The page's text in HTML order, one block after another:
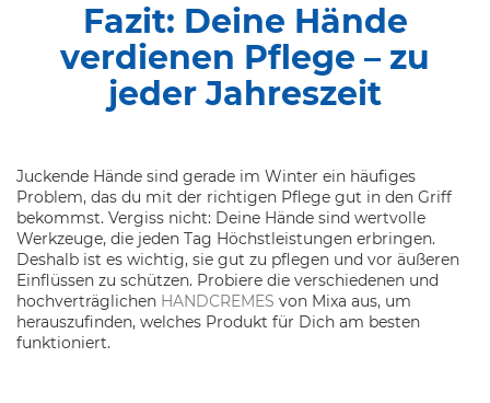
Fazit: Deine Hände
verdienen Pflege – zu
jeder Jahreszeit
Juckende Hände sind gerade im Winter ein häufiges
Problem, das du mit der richtigen Pflege gut in den Griff
bekommst. Vergiss nicht: Deine Hände sind wertvolle
Werkzeuge, die jeden Tag Höchstleistungen erbringen.
Deshalb ist es wichtig, sie gut zu pflegen und vor äußeren
Einflüssen zu schützen. Probiere die verschiedenen und
hochverträglichen HANDCREMES von Mixa aus, um
herauszufinden, welches Produkt für Dich am besten
funktioniert.